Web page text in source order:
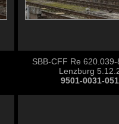
SBB-CFF Re
Lenzburg
9501-0031-